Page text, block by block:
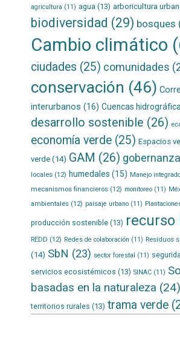
agricultura (11) agua (13) arboricultura
biodiversidad (29) bosques
Cambio climático
ciudades (25) comunidades
conservación (46)
interurbanos (16) Cuencas
desarrollo sostenible (26)
economía verde(25) Espacios
verde(14) GAM (26) gobernanza
locales(12) humedales (15) Manejo integrado
mecanismos financieros(12) monitoreo(11)
ambientales(12) paisaje urbano(11)
producción sostenible(13) recurso
REDD (12) Redes de colaboración (11) Residuos
(14) SbN (23) sector forestal (11)
servicios ecosistémicos (13) SINAC(11)
basadas en la naturaleza (24)
territorios rurales (13) trama verde